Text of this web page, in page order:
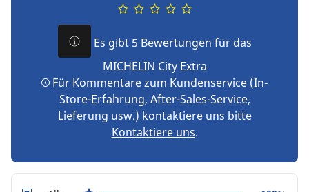
Es gibt 5 Bewertungen für das
MICHELIN City Extra
Für Kommentare zum Kundenservice (In-
Store-Erfahrung, After-Sales-Service,
Lieferung usw.) kontaktiere uns bitte
Kontaktiere uns.